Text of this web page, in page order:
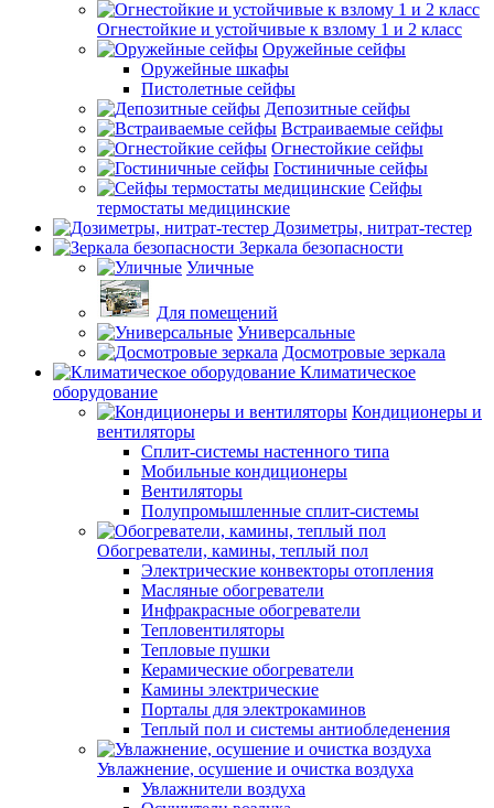
Огнестойкие и устойчивые к взлому 1 и 2 класс
Оружейные сейфы
Оружейные шкафы
Пистолетные сейфы
Депозитные сейфы
Встраиваемые сейфы
Огнестойкие сейфы
Гостиничные сейфы
Сейфы
термостаты медицинские
Дозиметры, нитрат-тестер
Зеркала безопасности
Уличные
Для помещений
Универсальные
Досмотровые зеркала
Климатическое
оборудование
Кондиционеры и
вентиляторы
Сплит-системы настенного типа
Мобильные кондиционеры
Вентиляторы
Полупромышленные сплит-системы
Обогреватели, камины, теплый пол
Электрические конвекторы отопления
Масляные обогреватели
Инфракрасные обогреватели
Тепловентиляторы
Тепловые пушки
Керамические обогреватели
Камины электрические
Порталы для электрокаминов
Теплый пол и системы антиобледенения
Увлажнение, осушение и очистка воздуха
Увлажнители воздуха